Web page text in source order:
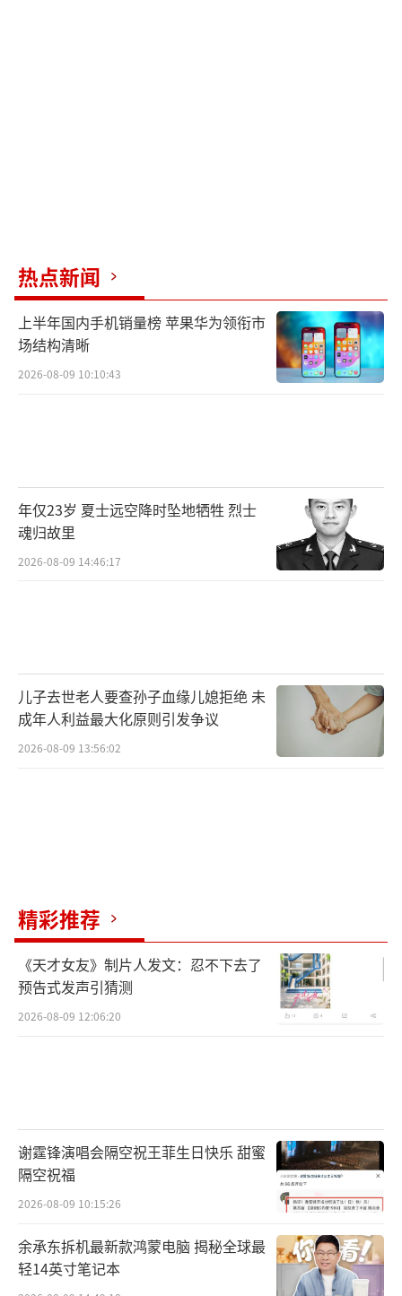
热点新闻
上半年国内手机销量榜 苹果华为领衔市
场结构清晰
2026-08-09 10:10:43
年仅23岁 夏士远空降时坠地牺牲 烈士
魂归故里
2026-08-09 14:46:17
儿子去世老人要查孙子血缘儿媳拒绝 未
成年人利益最大化原则引发争议
2026-08-09 13:56:02
精彩推荐
《天才女友》制片人发文：忍不下去了
预告式发声引猜测
2026-08-09 12:06:20
谢霆锋演唱会隔空祝王菲生日快乐 甜蜜
隔空祝福
2026-08-09 10:15:26
余承东拆机最新款鸿蒙电脑 揭秘全球最
轻14英寸笔记本